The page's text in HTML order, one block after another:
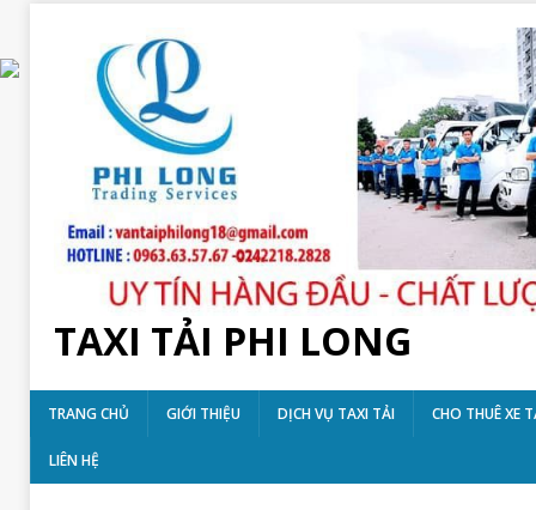
TAXI TẢI PHI LONG
TRANG CHỦ GIỚI THIỆU DỊCH VỤ TAXI TẢI CHO THUÊ XE
LIÊN HỆ